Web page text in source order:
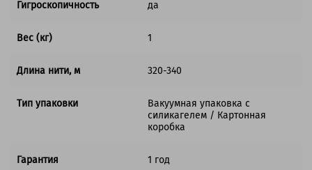
Гигроскопичность да
Вес (кг) 1
Длина нити, м 320-340
Тип упаковки
Вакуумная упаковка с
силикагелем / Картонная
коробка
Гарантия 1 год